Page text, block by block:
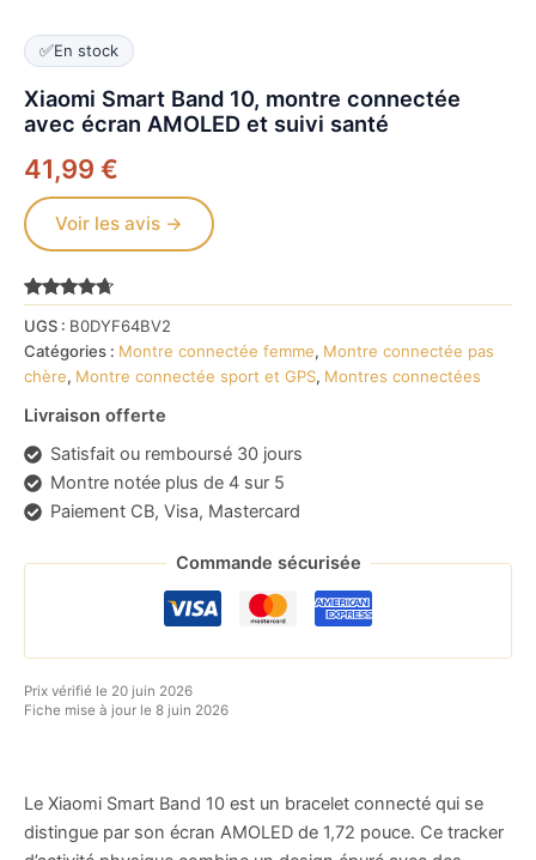
✅En stock
Xiaomi Smart Band 10, montre connectée
avec écran AMOLED et suivi santé
41,99 €
Voir les avis →
sur 5
basé sur
notations
client
UGS : B0DYF64BV2
Catégories : Montre connectée femme, Montre connectée pas
chère, Montre connectée sport et GPS, Montres connectées
Livraison offerte
Satisfait ou remboursé 30 jours
Montre notée plus de 4 sur 5
Paiement CB, Visa, Mastercard
Commande sécurisée
Prix vérifié le 20 juin 2026
Fiche mise à jour le 8 juin 2026
Le Xiaomi Smart Band 10 est un bracelet connecté qui se
distingue par son écran AMOLED de 1,72 pouce. Ce tracker